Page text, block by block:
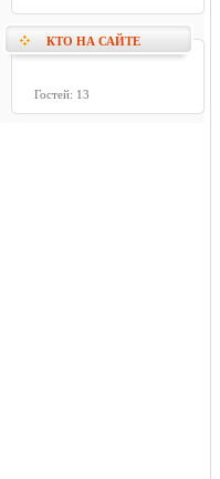
КТО НА САЙТЕ
Гостей: 13